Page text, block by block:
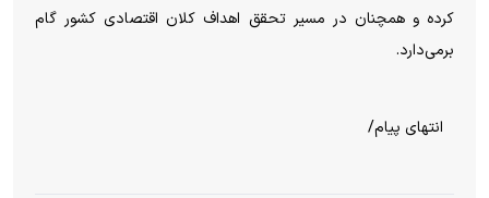
کرده و همچنان در مسیر تحقق اهداف کلان اقتصادی کشور گام
برمی‌دارد.
انتهای پیام/